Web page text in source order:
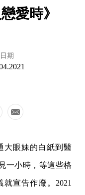
愛時》
日期
大眼妹的白紙到醫
一小時，等這些格
宣告作廢。2021